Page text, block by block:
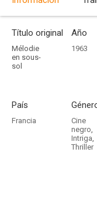
Título original
Mélodie
en sous-
sol
Año
1963
País
Francia
Cine
negro,
Intriga,
Thriller